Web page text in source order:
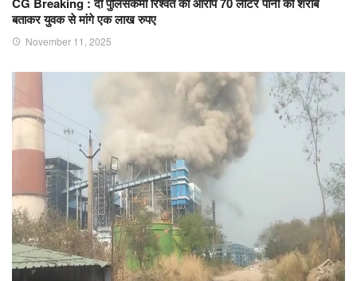
बताकर युवक से मांगे एक लाख रुपए
November 11, 2025